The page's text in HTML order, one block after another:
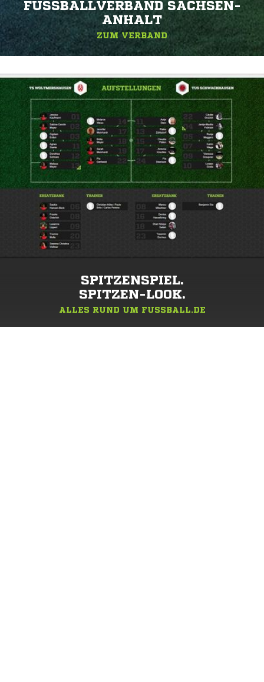
FUSSBALLVERBAND SACHSEN-A
NHALT
ZUM VERBAND
SPITZENSPIEL.
SPITZEN-LOOK.
ALLES RUND UM FUSSBALL.DE